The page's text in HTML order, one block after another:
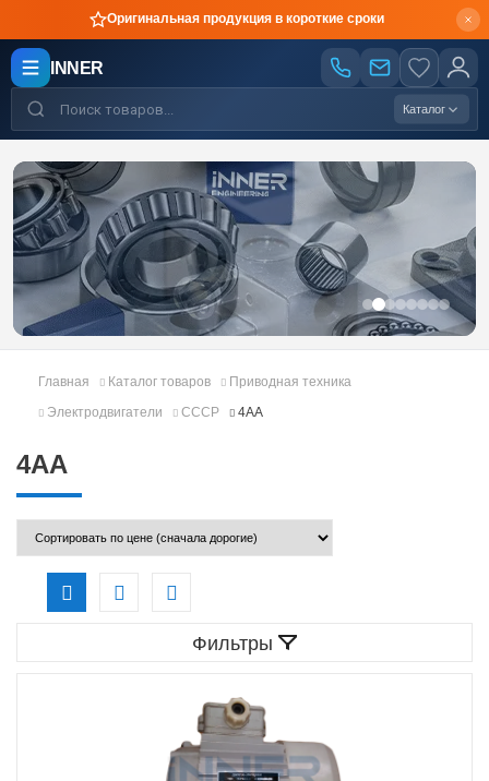
Оригинальная продукция в короткие сроки
INNER
Каталог
Главная Каталог товаров
Приводная техника
Электродвигатели
СССР 4АА
4АА
Фильтры